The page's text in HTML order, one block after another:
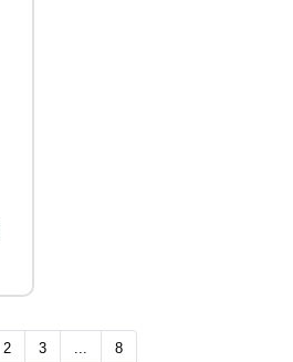
2 3 ... 8